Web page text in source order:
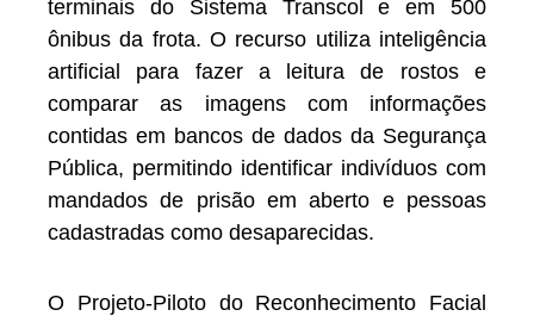
terminais do Sistema Transcol e em 500
ônibus da frota. O recurso utiliza inteligência
artificial para fazer a leitura de rostos e
comparar as imagens com informações
contidas em bancos de dados da Segurança
Pública, permitindo identificar indivíduos com
mandados de prisão em aberto e pessoas
cadastradas como desaparecidas.
O Projeto-Piloto do Reconhecimento Facial